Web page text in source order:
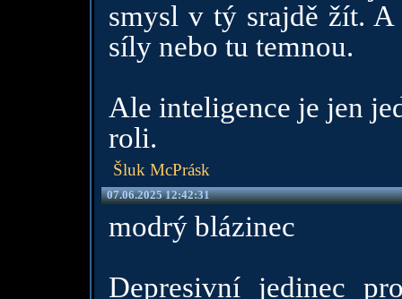
smysl v tý srajdě žít. A
síly nebo tu temnou.
Ale inteligence je jen
roli.
Šluk McPrásk
07.06.2025 12:42:31
modrý blázinec
Depresivní jedinec